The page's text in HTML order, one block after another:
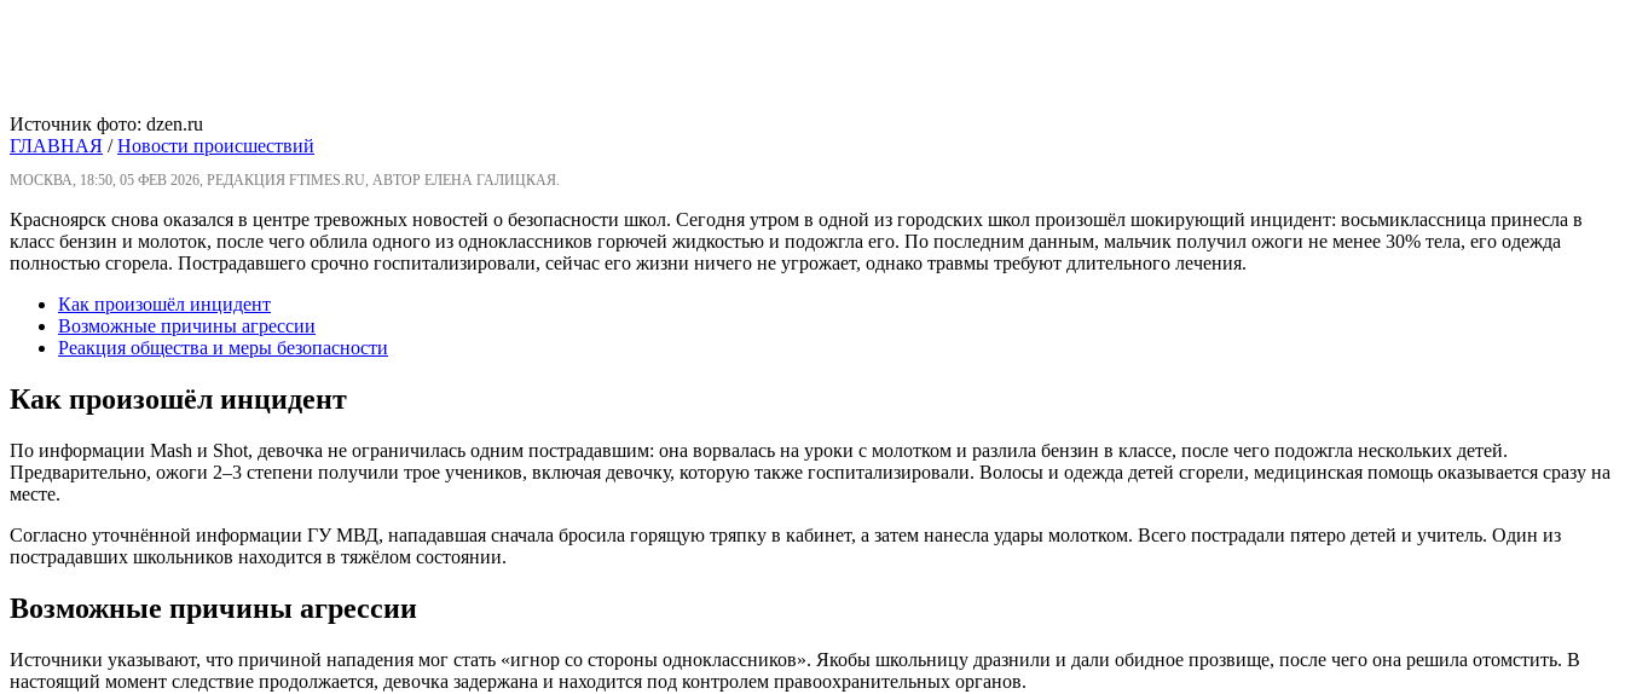
Источник фото: dzen.ru
ГЛАВНАЯ /Новости происшествий
МОСКВА, 18:50, 05 ФЕВ 2026, РЕДАКЦИЯ FTIMES.RU, АВТОР ЕЛЕНА ГАЛИЦКАЯ.
Красноярск снова оказался в центре тревожных новостей о безопасности школ. Сегодня утром в одной из городских школ произошёл шокирующий инцидент: восьмиклассница принесла в
класс бензин и молоток, после чего облила одного из одноклассников горючей жидкостью и подожгла его. По последним данным, мальчик получил ожоги не менее 30% тела, его одежда
полностью сгорела. Пострадавшего срочно госпитализировали, сейчас его жизни ничего не угрожает, однако травмы требуют длительного лечения.
Как произошёл инцидент
Возможные причины агрессии
Реакция общества и меры безопасности
Как произошёл инцидент
По информации Mash и Shot, девочка не ограничилась одним пострадавшим: она ворвалась на уроки с молотком и разлила бензин в классе, после чего подожгла нескольких детей.
Предварительно, ожоги 2–3 степени получили трое учеников, включая девочку, которую также госпитализировали. Волосы и одежда детей сгорели, медицинская помощь оказывается сразу на
месте.
Согласно уточнённой информации ГУ МВД, нападавшая сначала бросила горящую тряпку в кабинет, а затем нанесла удары молотком. Всего пострадали пятеро детей и учитель. Один из
пострадавших школьников находится в тяжёлом состоянии.
Возможные причины агрессии
Источники указывают, что причиной нападения мог стать «игнор со стороны одноклассников». Якобы школьницу дразнили и дали обидное прозвище, после чего она решила отомстить. В
настоящий момент следствие продолжается, девочка задержана и находится под контролем правоохранительных органов.